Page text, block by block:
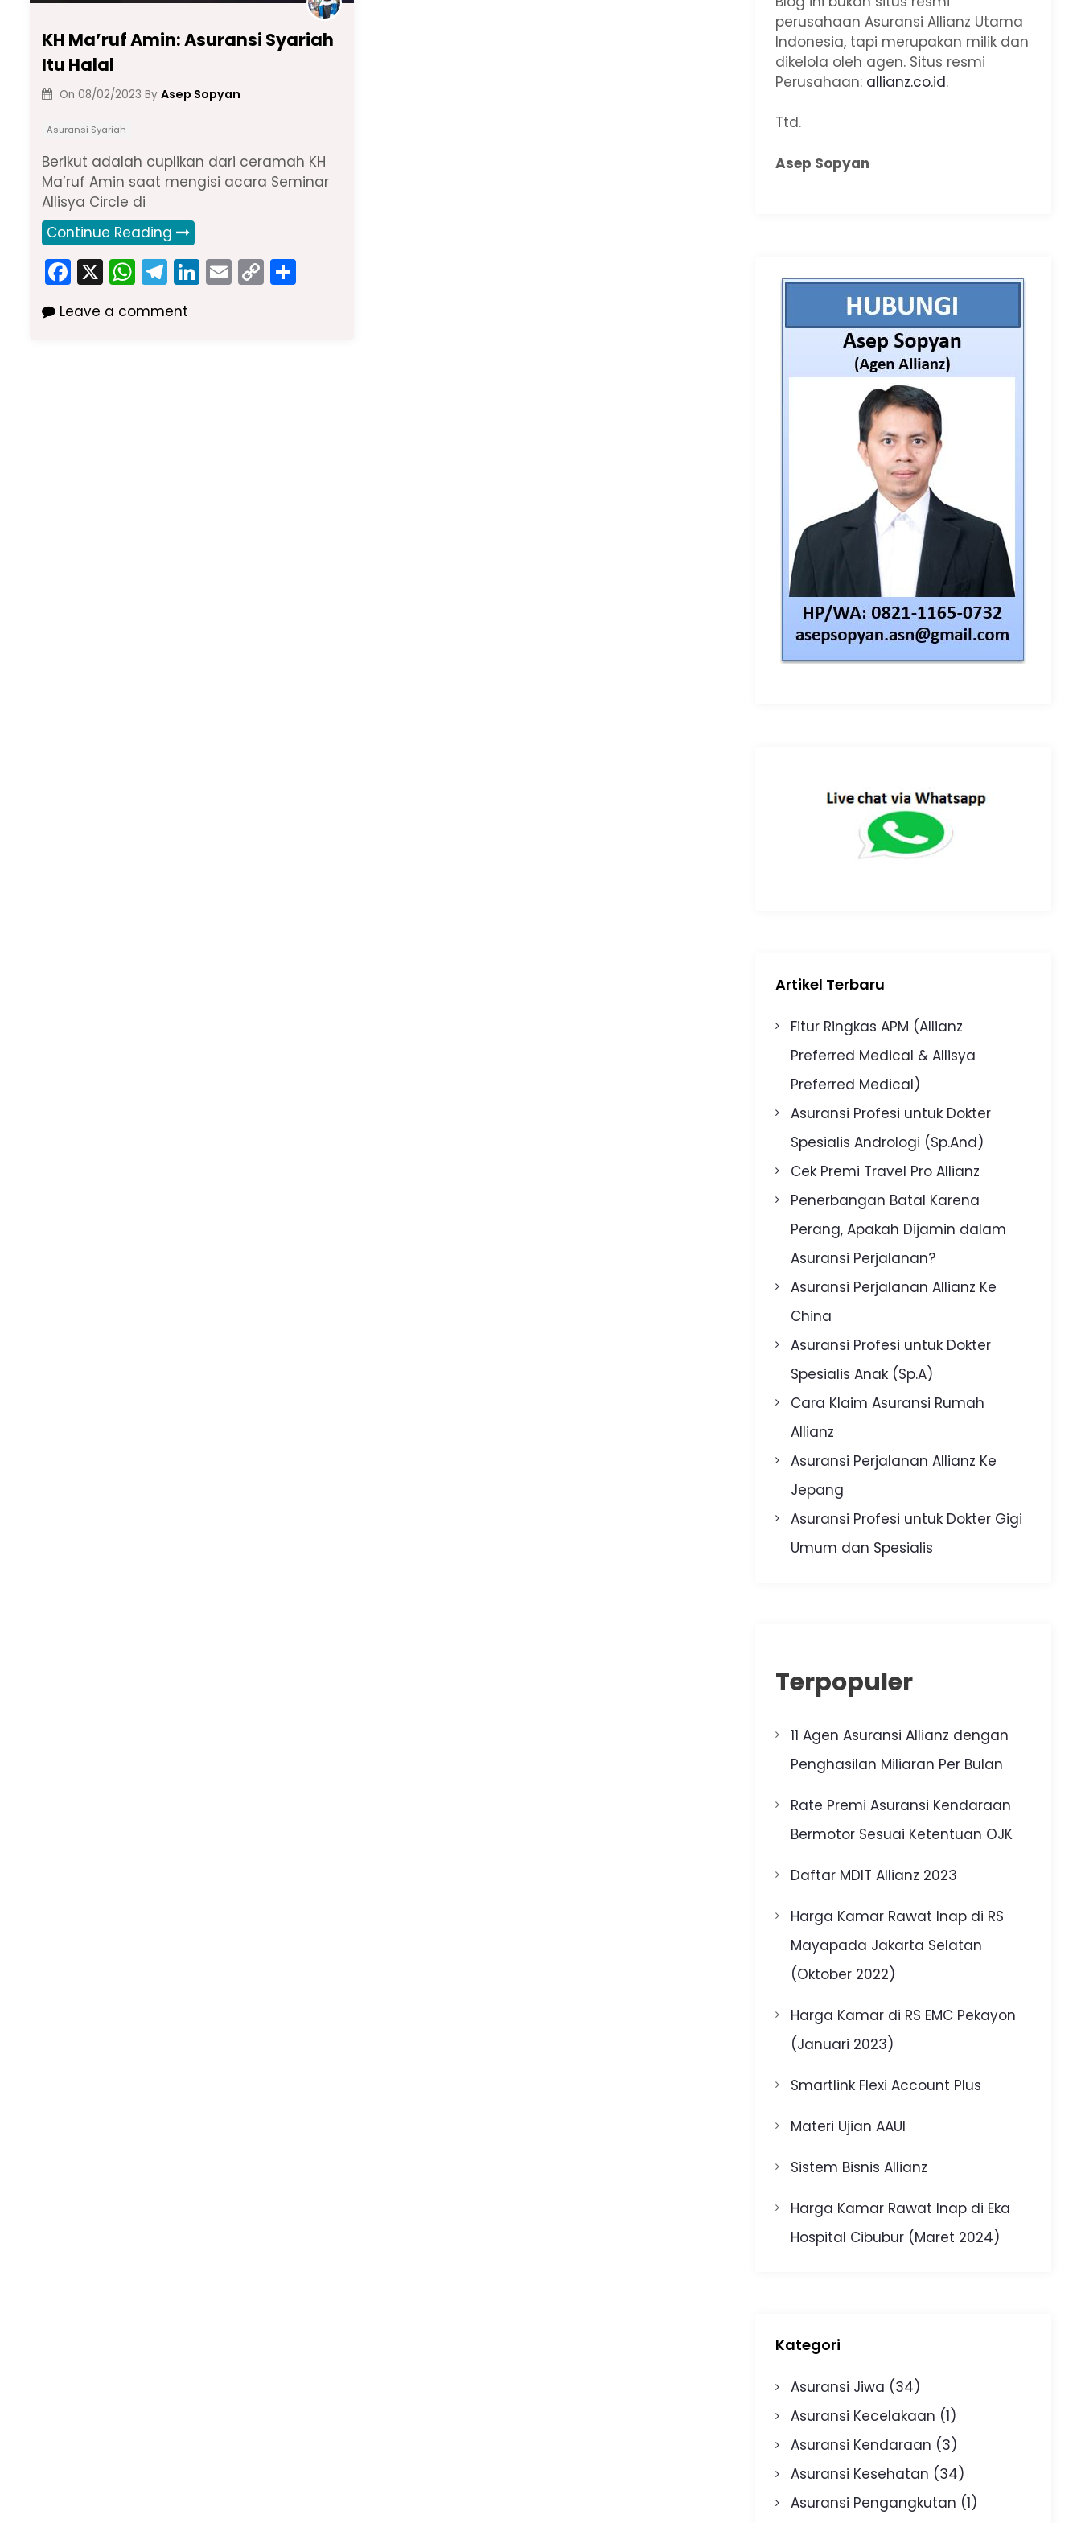
KH Ma’ruf Amin: Asuransi Syariah
Itu Halal
On 08/02/2023 By Asep Sopyan
Asuransi Syariah
Berikut adalah cuplikan dari ceramah KH
Ma’ruf Amin saat mengisi acara Seminar
Allisya Circle di
Continue Reading
F
a
c
X W
h
a
T
el
e
Li
n
E
m
C
o
Leave a comment
perusahaan Asuransi Allianz Utama
Indonesia, tapi merupakan milik dan
dikelola oleh agen. Situs resmi
Perusahaan: allianz.co.id.
Ttd.
Asep Sopyan
Artikel Terbaru
Fitur Ringkas APM (Allianz
Preferred Medical & Allisya
Preferred Medical)
Asuransi Profesi untuk Dokter
Spesialis Andrologi (Sp.And)
Cek Premi Travel Pro Allianz
Penerbangan Batal Karena
Perang, Apakah Dijamin dalam
Asuransi Perjalanan?
Asuransi Perjalanan Allianz Ke
China
Asuransi Profesi untuk Dokter
Spesialis Anak (Sp.A)
Cara Klaim Asuransi Rumah
Allianz
Asuransi Perjalanan Allianz Ke
Jepang
Asuransi Profesi untuk Dokter Gigi
Umum dan Spesialis
Terpopuler
11 Agen Asuransi Allianz dengan
Penghasilan Miliaran Per Bulan
Rate Premi Asuransi Kendaraan
Bermotor Sesuai Ketentuan OJK
Daftar MDIT Allianz 2023
Harga Kamar Rawat Inap di RS
Mayapada Jakarta Selatan
(Oktober 2022)
Harga Kamar di RS EMC Pekayon
(Januari 2023)
Smartlink Flexi Account Plus
Materi Ujian AAUI
Sistem Bisnis Allianz
Harga Kamar Rawat Inap di Eka
Hospital Cibubur (Maret 2024)
Kategori
Asuransi Jiwa (34)
Asuransi Kecelakaan (1)
Asuransi Kendaraan (3)
Asuransi Kesehatan (34)
Asuransi Pengangkutan (1)